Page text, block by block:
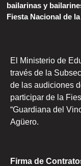
bailarinas y
Fiesta Nacional de
El Ministerio de
través de la
de las audiciones
participar de la
“Guardiana del
Agüero.
Firma de